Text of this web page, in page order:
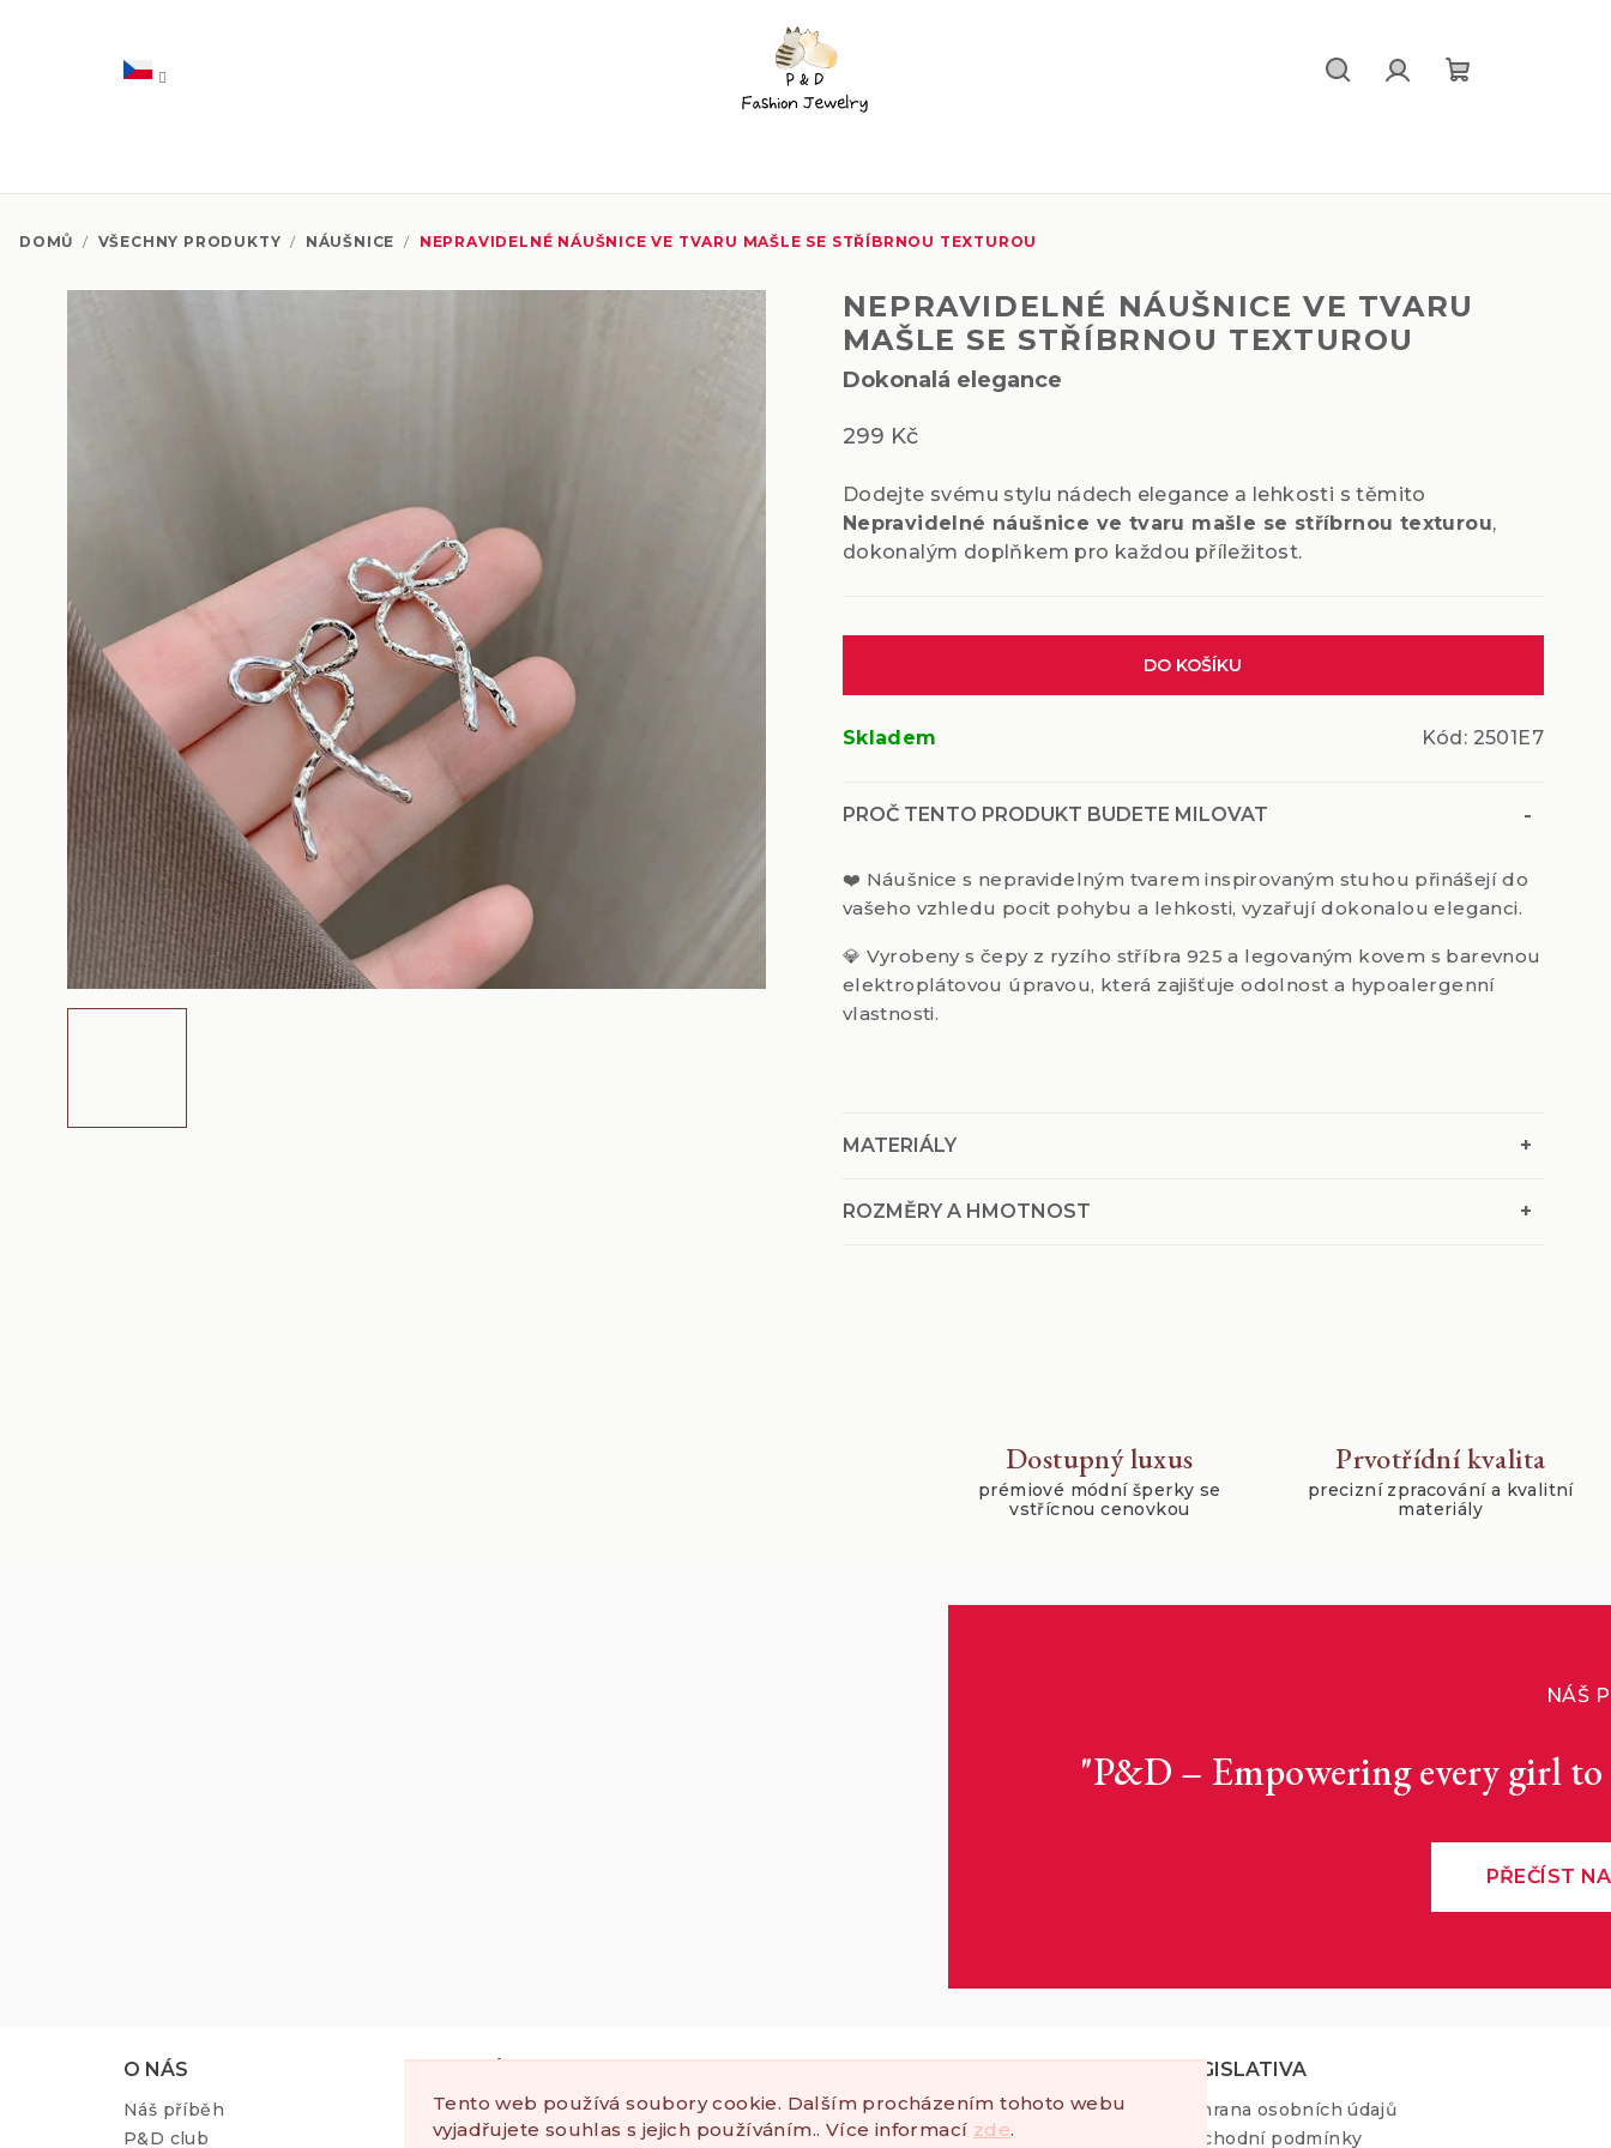
Tento web používá soubory cookie. Dalším procházením tohoto webu
vyjadřujete souhlas s jejich používáním.. Více informací zde.
DOMŮ / VŠECHNY PRODUKTY / NÁUŠNICE / NEPRAVIDELNÉ NÁUŠNICE VE TVARU MAŠLE SE STŘÍBRNOU TEXTUROU
NEPRAVIDELNÉ NÁUŠNICE VE TVARU
MAŠLE SE STŘÍBRNOU TEXTUROU
Dokonalá elegance
299 Kč
Dodejte svému stylu nádech elegance a lehkosti s těmito
Nepravidelné náušnice ve tvaru mašle se stříbrnou texturou,
dokonalým doplňkem pro každou příležitost.
Měrná
DO KOŠÍKU
Skladem Kód: 2501E7
-
PROČ TENTO PRODUKT BUDETE MILOVAT
❤️ Náušnice s nepravidelným tvarem inspirovaným stuhou přinášejí do
vašeho vzhledu pocit pohybu a lehkosti, vyzařují dokonalou eleganci.
💎 Vyrobeny s čepy z ryzího stříbra 925 a legovaným kovem s barevnou
elektroplátovou úpravou, která zajišťuje odolnost a hypoalergenní
vlastnosti.
+
MATERIÁLY
+
ROZMĚRY A HMOTNOST
Dostupný luxus
prémiové módní šperky se
vstřícnou cenovkou
Prvotřídní kvalita
precizní zpracování a kvalitní
materiály
NÁŠ
"P&D – Empowering every girl
PŘEČÍST
O NÁS
Náš příběh
P&D club
Doprava a platba
Reklamace a vrácení zboží
Kontakty
Instagram
LEGISLATIVA
Ochrana osobních údajů
Obchodní podmínky